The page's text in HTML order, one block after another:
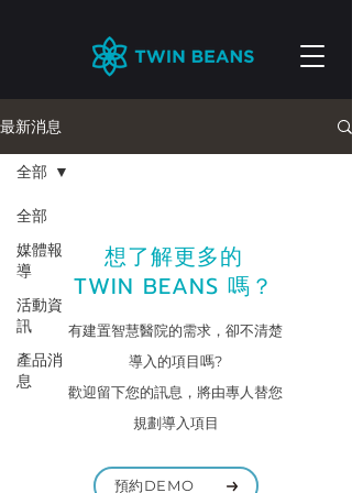
最新消息
全部
媒體報
導
活動資
訊
產品消
息
全部
想了解更多的
TWIN BEANS 嗎？
有建置智慧醫院的需求，卻不清楚
導入的項目嗎?
歡迎留下您的訊息，將由專人替您
規劃導入項目
預約DEMO